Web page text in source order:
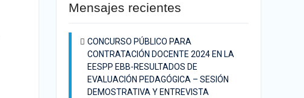
Mensajes recientes
CONCURSO PÚBLICO PARA
CONTRATACIÓN DOCENTE 2024 EN LA
EESPP EBB-RESULTADOS DE
EVALUACIÓN PEDAGÓGICA – SESIÓN
DEMOSTRATIVA Y ENTREVISTA